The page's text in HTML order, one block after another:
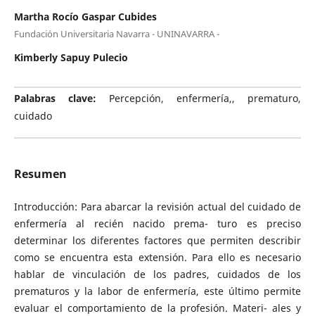
Martha Rocío Gaspar Cubides
Fundación Universitaria Navarra - UNINAVARRA -
Kimberly Sapuy Pulecio
Palabras clave: Percepción, enfermería,, prematuro,
cuidado
Resumen
Introducción: Para abarcar la revisión actual del cuidado de
enfermería al recién nacido prema- turo es preciso
determinar los diferentes factores que permiten describir
como se encuentra esta extensión. Para ello es necesario
hablar de vinculación de los padres, cuidados de los
prematuros y la labor de enfermería, este último permite
evaluar el comportamiento de la profesión. Materi- ales y